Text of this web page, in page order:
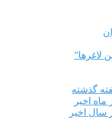
لاغرها”
گذشته
ماه اخیر
سال اخیر